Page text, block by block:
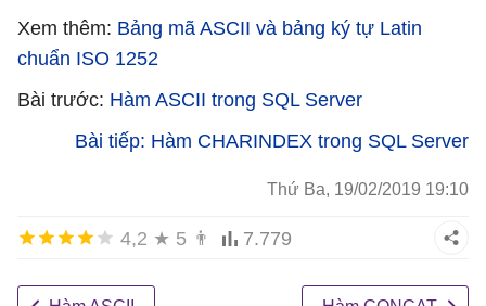
Xem thêm: Bảng mã ASCII và bảng ký tự Latin
chuẩn ISO 1252
Bài trước: Hàm ASCII trong SQL Server
Bài tiếp: Hàm CHARINDEX trong SQL Server
Thứ Ba, 19/02/2019 19:10
4,2 ★ 5 👨 7.779